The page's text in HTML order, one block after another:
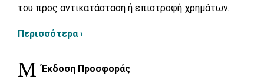
του προς αντικατάσταση ή επιστροφή χρημάτων.
Περισσότερα ›
Έκδοση Προσφοράς